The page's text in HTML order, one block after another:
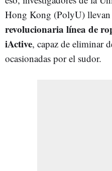
Hong Kong (PolyU) llevan
revolucionaria línea de
iActive, capaz de eliminar
ocasionadas por el sudor.